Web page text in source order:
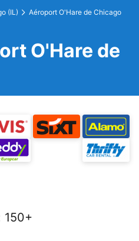
(IL)
Aéroport O'Hare de Chicago
O'Hare de
150+